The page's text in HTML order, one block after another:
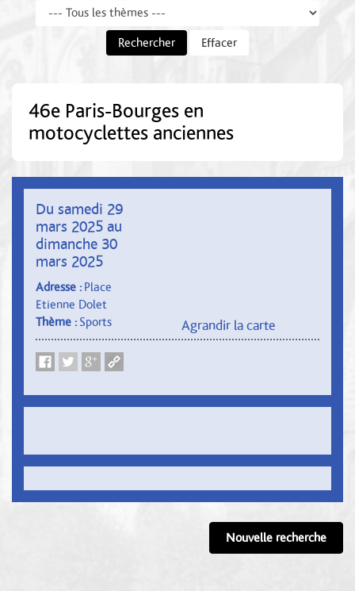
Rechercher Effacer
46e Paris-Bourges en
motocyclettes anciennes
Agrandir la carte
Du samedi 29
mars 2025 au
dimanche 30
mars 2025
Adresse : Place
Etienne Dolet
Thème :Sports
Nouvelle recherche